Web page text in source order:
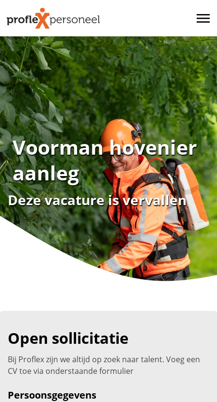
Voorman hovenier
aanleg
Deze vacature is vervallen
Open sollicitatie
Bij Proflex zijn we altijd op zoek naar talent. Voeg een
CV toe via onderstaande formulier
Persoonsgegevens